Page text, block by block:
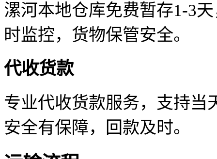
漯河本地仓库免费暂存1-3
时监控，货物保管安全。
代收货款
专业代收货款服务，支持当
安全有保障，回款及时。